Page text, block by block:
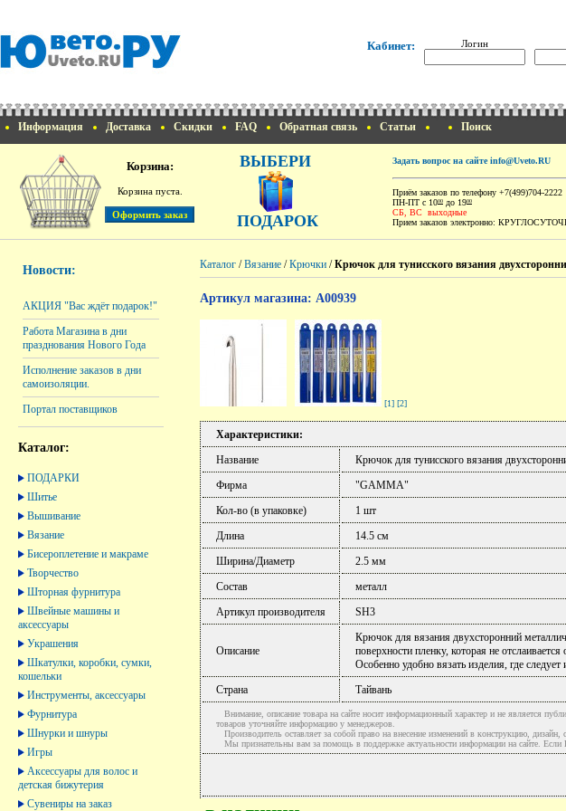
Кабинет: Логин
Информация Доставка Скидки FAQ Обратная связь Статьи Поиск
Корзина:
Корзина пуста.
ВЫБЕРИ
ПОДАРОК
Задать вопрос на сайте info@Uveto.RU
Приём заказов по телефону +7(499)704-2222
ПН-ПТ с 1000 до 1900
СБ, ВС выходные
Прием заказов электронно:
Новости:
АКЦИЯ "Вас ждёт подарок!"
Работа Магазина в дни
празднования Нового Года
Исполнение заказов в дни
самоизоляции.
Портал поставщиков
Каталог:
ПОДАРКИ
Шитье
Вышивание
Вязание
Бисероплетение и макраме
Творчество
Шторная фурнитура
Швейные машины и
аксессуары
Украшения
Шкатулки, коробки, сумки,
кошельки
Инструменты, аксессуары
Фурнитура
Шнурки и шнуры
Игры
Аксессуары для волос и
детская бижутерия
Сувениры на заказ
Каталог /Вязание /Крючки /Крючок для тунисского вязания
Артикул магазина: A00939
[1] [2]
Характеристики:
Название
Крючок для тунисского вязания
Фирма
"GAMMA"
Кол-во (в упаковке)
1 шт
Длина
14.5 см
Ширина/Диаметр
2.5 мм
Состав
металл
Артикул производителя
SH3
Описание
Крючок для вязания двухсторонний
поверхности пленку, которая не
Особенно удобно вязать изделия, где
Страна
Тайвань
Внимание, описание товара на сайте носит информационный характер и не является
товаров уточняйте информацию у менеджеров.
Производитель оставляет за собой право на внесение изменений в конструкцию, дизайн,
Мы признательны вам за помощь в поддержке актуальности информации на сайте. Если